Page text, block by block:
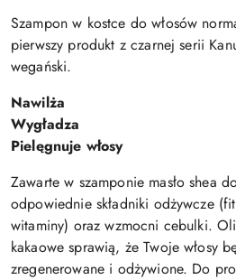
Szampon w kostce do włosów
pierwszy produkt z czarnej serii
wegański.
Nawilża
Wygładza
Pielęgnuje włosy
Zawarte w szamponie masło shea
odpowiednie składniki odżywcze
witaminy) oraz wzmocni cebulki.
kakaowe sprawią, że Twoje włosy
zregenerowane i odżywione. Do